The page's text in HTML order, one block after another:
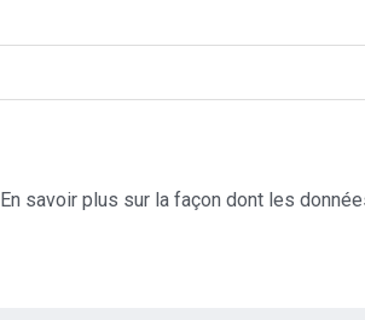
En savoir plus sur la façon dont les